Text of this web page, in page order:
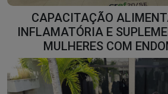
CAPACITAÇÃO
INFLAMATÓRIA E
MULHERES COM